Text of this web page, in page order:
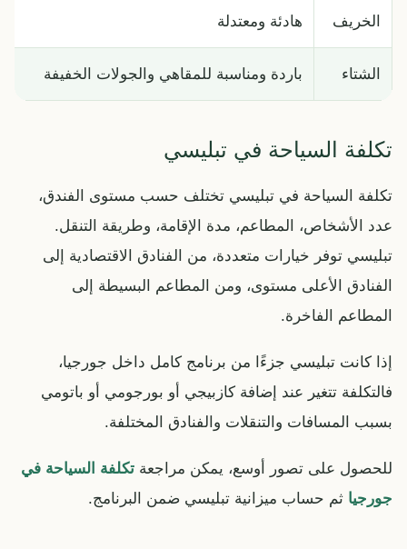
الخريف هادئة ومعتدلة
الشتاء باردة ومناسبة للمقاهي والجولات الخفيفة
تكلفة السياحة في تبليسي
تكلفة السياحة في تبليسي تختلف حسب مستوى الفندق،
عدد الأشخاص، المطاعم، مدة الإقامة، وطريقة التنقل.
تبليسي توفر خيارات متعددة، من الفنادق الاقتصادية إلى
الفنادق الأعلى مستوى، ومن المطاعم البسيطة إلى
المطاعم الفاخرة.
إذا كانت تبليسي جزءًا من برنامج كامل داخل جورجيا،
فالتكلفة تتغير عند إضافة كازبيجي أو بورجومي أو باتومي
بسبب المسافات والتنقلات والفنادق المختلفة.
للحصول على تصور أوسع، يمكن مراجعة تكلفة السياحة في
جورجيا ثم حساب ميزانية تبليسي ضمن البرنامج.